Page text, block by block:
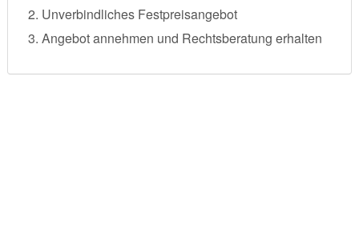
Unverbindliches Festpreisangebot
Angebot annehmen und Rechtsberatung erhalten